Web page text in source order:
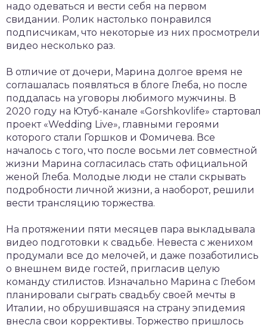
надо одеваться и вести себя на первом
свидании. Ролик настолько понравился
подписчикам, что некоторые из них просмотрели
видео несколько раз.
В отличие от дочери, Марина долгое время не
соглашалась появляться в блоге Глеба, но после
поддалась на уговоры любимого мужчины. В
2020 году на Ютуб-канале «Gorshkovlife» стартовал
проект «Wedding Live», главными героями
которого стали Горшков и Фомичева. Все
началось с того, что после восьми лет совместной
жизни Марина согласилась стать официальной
женой Глеба. Молодые люди не стали скрывать
подробности личной жизни, а наоборот, решили
вести трансляцию торжества.
На протяжении пяти месяцев пара выкладывала
видео подготовки к свадьбе. Невеста с женихом
продумали все до мелочей, и даже позаботились
о внешнем виде гостей, пригласив целую
команду стилистов. Изначально Марина с Глебом
планировали сыграть свадьбу своей мечты в
Италии, но обрушившаяся на страну эпидемия
внесла свои коррективы. Торжество пришлось